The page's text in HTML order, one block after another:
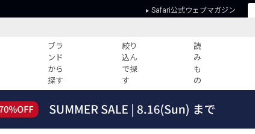
Safari公式ウェブマガジン
ブラ
ンド
から
探す
絞り
込ん
で探
す
読
み
も
の
すべての記事